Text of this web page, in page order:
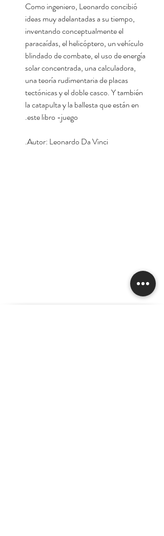
Como ingeniero, Leonardo concibió
ideas muy adelantadas a su tiempo,
inventando conceptualmente el
paracaídas, el helicóptero, un vehículo
blindado de combate, el uso de energía
solar concentrada, una calculadora,
una teoría rudimentaria de placas
tectónicas y el doble casco. Y también
la catapulta y la ballesta que están en
este libro -juego.
Autor: Leonardo Da Vinci.